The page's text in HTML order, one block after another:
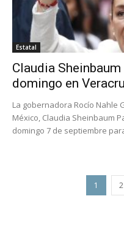
Estatal
Claudia
domingo en
La gobernadora Rocío Nahle
México, Claudia Sheinbaum
domingo 7 de septiembre
1 2